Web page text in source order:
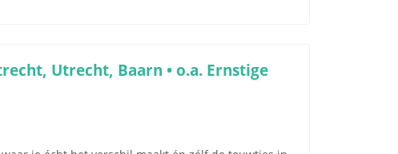
Utrecht, Baarn • o.a. Ernstige